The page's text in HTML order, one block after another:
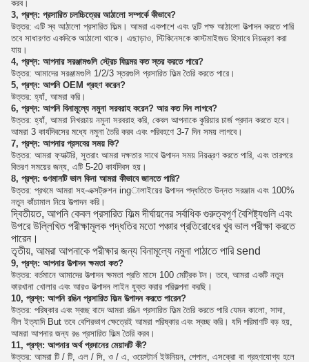
করব।
3, প্রশ্ন: প্রসারিত চলচ্চিত্রের আঠালো সম্পর্কে কীভাবে?
উত্তর: এটি স্ব আঠালো প্রসারিত ফিল্ম। আমরা একপাশে এবং দুটি পক্ষ আঠালো উত্পাদন করতে পারি
তবে সাধারণত একদিকে আঠালো থাকে। এছাড়াও, স্টিকিনেসকে কাস্টমাইজড হিসাবে নিয়ন্ত্রণ করা
যায়।
4, প্রশ্ন: আপনার সরঞ্জামগুলি স্ট্রেচ ফিল্মের কত স্তর করতে পারে?
উত্তর: আমাদের সরঞ্জামগুলি 1/2/3 স্তরগুলি প্রসারিত ফিল্ম তৈরি করতে পারে।
5, প্রশ্ন: আপনি OEM গ্রহণ করেন?
উত্তর: হ্যাঁ, আমরা করি।
6, প্রশ্ন: আপনি বিনামূল্যে নমুনা সরবরাহ করেন? আর কত দিন লাগবে?
উত্তর: হ্যাঁ, আমরা নিখরচায় নমুনা সরবরাহ করি, কেবল আপনাকে কুরিয়ার চার্জ প্রদান করতে হবে।
আমরা 3 কার্যদিবসের মধ্যে নমুনা তৈরি করব এবং পরিবহণে 3-7 দিন সময় লাগবে।
7, প্রশ্ন: আপনার প্রসবের সময় কি?
উত্তর: আমরা ফ্যাক্টরি, সুতরাং আমরা দক্ষতার সাথে উত্পাদন সময় নিয়ন্ত্রণ করতে পারি, এবং তারপরে
বিতরণ সময়ের জন্য, এটি 5-20 কার্যদিবস হয়।
8, প্রশ্ন: গুণমানটি ভাল কিনা আমরা কীভাবে জানতে পারি?
উত্তর: প্রথমে আমরা সহ-এক্সট্রুশন ingালাইয়ের উত্পাদন পদ্ধতিতে উন্নত সরঞ্জাম এবং 100%
নতুন কাঁচামাল নিয়ে উত্পাদন করি।
দ্বিতীয়ত, আপনি কেবল প্রসারিত ফিল্ম দীর্ঘায়নের সর্বাধিক গুরুত্বপূর্ণ বৈশিষ্ট্যগুলি এবং
উপরে উল্লিখিত পরীক্ষামূলক পদ্ধতির মতো পঞ্চার প্রতিরোধের খুব ভাল পরীক্ষা করতে
পারেন।
তৃতীয়, আমরা আপনাকে পরীক্ষার জন্য বিনামূল্যে নমুনা পাঠাতে পারি send
9, প্রশ্ন: আপনার উত্পাদন ক্ষমতা কত?
উত্তর: বর্তমানে আমাদের উত্পাদন ক্ষমতা প্রতি মাসে 100 মেট্রিক টন। তবে, আমরা একটি নতুন
কারখানা খোলার এবং আরও উত্পাদন লাইন যুক্ত করার পরিকল্পনা করছি।
10, প্রশ্ন: আপনি রঙিন প্রসারিত ফিল্ম উত্পাদন করতে পারেন?
উত্তর: পরিষ্কার এবং স্বচ্ছ বাদে আমরা রঙিন প্রসারিত ফিল্ম তৈরি করতে পারি যেমন কালো, সাদা,
নীল ইত্যাদি But তবে বেশিরভাগ ক্ষেত্রেই আমরা পরিষ্কার এবং স্বচ্ছ করি। যদি পরিমাণটি বড় হয়,
আমরা আপনার জন্য রঙ প্রসারিত ফিল্ম তৈরি করব।
11, প্রশ্ন: আপনার অর্থ প্রদানের মেয়াদটি কী?
উত্তর: আমরা টি / টি, এল / সি, ও / এ, ওয়েস্টার্ন ইউনিয়ন, পেপাল, এসক্রো বা গ্রহণযোগ্য হলে